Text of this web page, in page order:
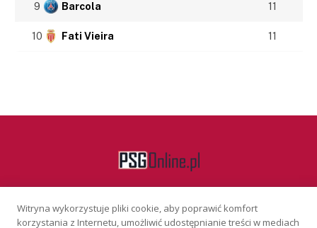
9 Barcola 11
10 Fati Vieira 11
Facebook
Witryna wykorzystuje pliki cookie, aby poprawić komfort
korzystania z Internetu, umożliwić udostępnianie treści w mediach